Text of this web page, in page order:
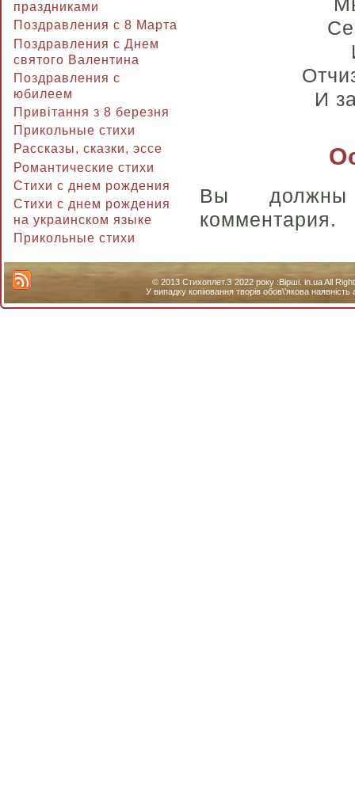
праздниками
Поздравления с 8 Марта
Поздравления с Днем
святого Валентина
Поздравления с
юбилеем
Привітання з 8 березня
Прикольные стихи
Рассказы, сказки, эссе
Романтические стихи
Стихи с днем рождения
Стихи с днем рождения
на украинском языке
Прикольные стихи
И
Вы
комментария.
© 2013 Стихоплет.З 2022 року :Вірші. in.ua All
У випадку копіювання творів обов\'якова наявність